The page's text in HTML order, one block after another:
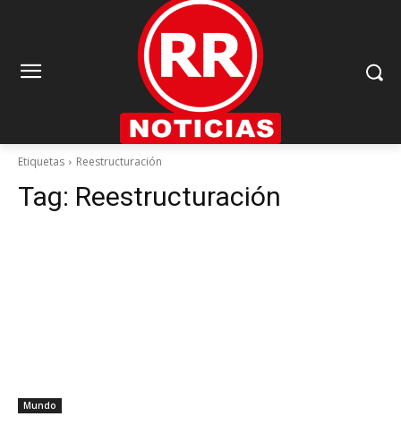
Etiquetas Reestructuración
Tag: Reestructuración
Mundo